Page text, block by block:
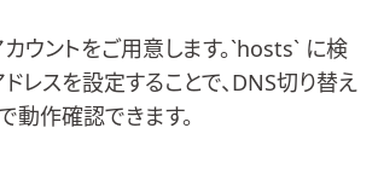
ウントをご用意します。`hosts` に検
レスを設定することで、DNS切り替え
動作確認できます。